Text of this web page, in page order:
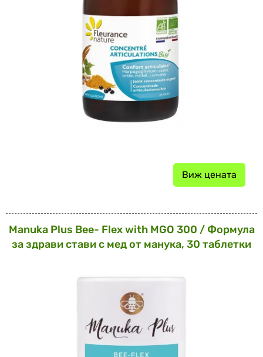
Виж цената
Manuka Plus Bee- Flex with MGO 300 / Формула
за здрави стави с мед от манука, 30 таблетки